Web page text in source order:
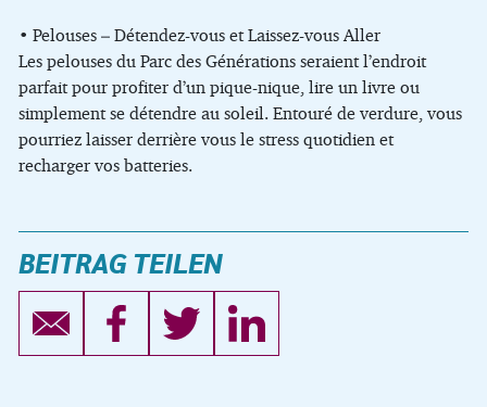
• Pelouses – Détendez-vous et Laissez-vous Aller
Les pelouses du Parc des Générations seraient l’endroit
parfait pour profiter d’un pique-nique, lire un livre ou
simplement se détendre au soleil. Entouré de verdure, vous
pourriez laisser derrière vous le stress quotidien et
recharger vos batteries.
BEITRAG TEILEN